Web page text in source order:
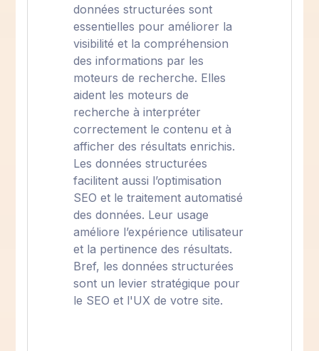
données structurées sont
essentielles pour améliorer la
visibilité et la compréhension
des informations par les
moteurs de recherche. Elles
aident les moteurs de
recherche à interpréter
correctement le contenu et à
afficher des résultats enrichis.
Les données structurées
facilitent aussi l’optimisation
SEO et le traitement automatisé
des données. Leur usage
améliore l’expérience utilisateur
et la pertinence des résultats.
Bref, les données structurées
sont un levier stratégique pour
le SEO et l'UX de votre site.